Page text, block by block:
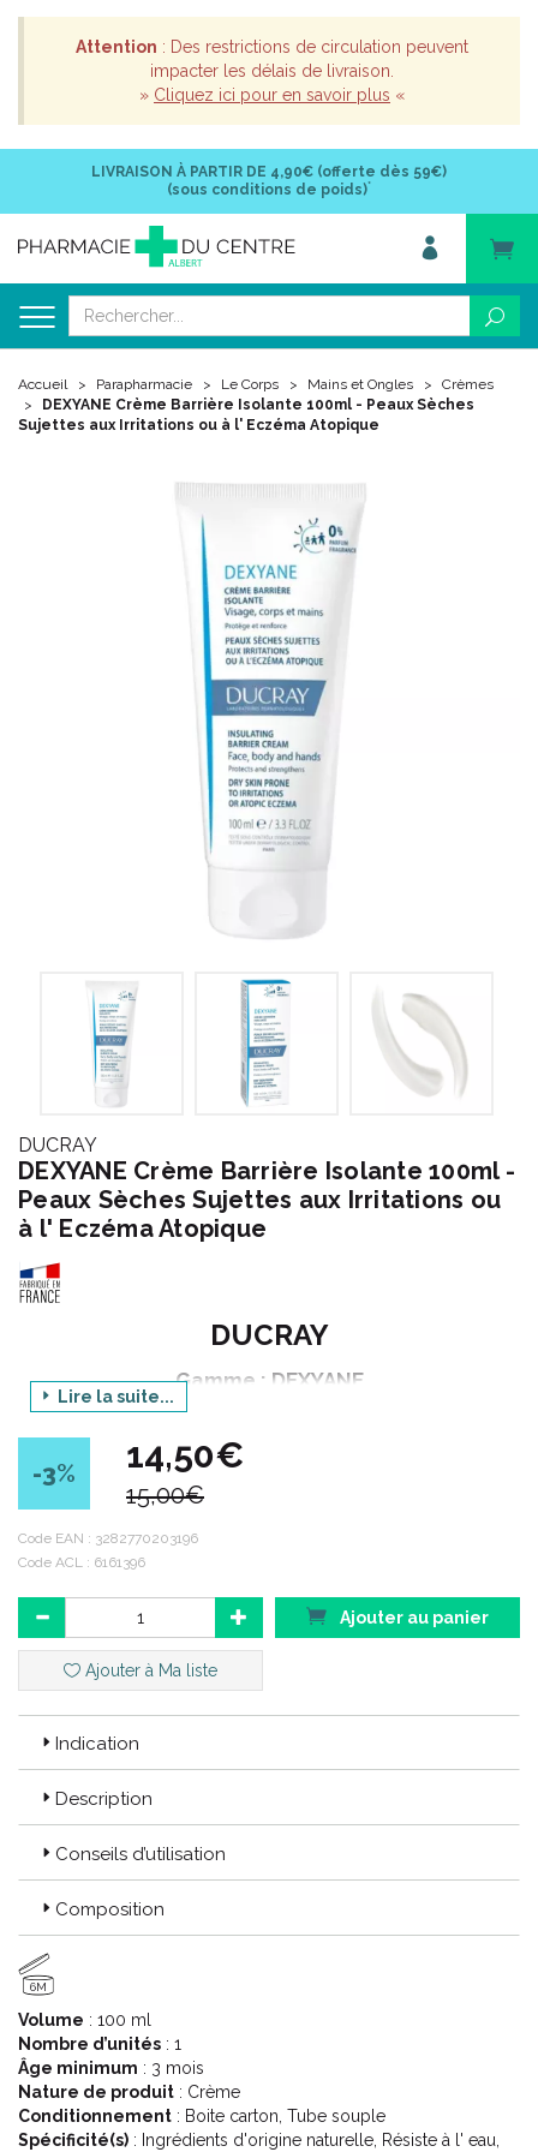
Attention : Des restrictions de circulation peuvent
impacter les délais de livraison.
» Cliquez ici pour en savoir plus «
LIVRAISON À PARTIR DE 4,90€ (offerte dès 59€)
(sous conditions de poids)*
Accueil Parapharmacie Le Corps Mains et Ongles
Crèmes
DEXYANE Crème Barrière Isolante 100ml - Peaux Sèches
Sujettes aux Irritations ou à l' Eczéma Atopique
DUCRAY
DEXYANE Crème Barrière Isolante 100ml -
Peaux Sèches Sujettes aux Irritations ou
à l' Eczéma Atopique
DUCRAY
Gamme : DEXYANE
Produit : CREME BARRIERE ISOLANTE
Contenance : 100 ml
DEXYANE, DEXYANE MED – Soin des eczémas :
Les peaux sèches sujettes à l’eczéma atopique nécessitent
une prise en charge au quotidien avec des soins adaptés,
même en l’ absence de plaques visibles sur la peau.
Les gammes DEXYANE soins dermo-cosmétiques et
DEXYANE MeD dispositifs médicaux, ont été conçues pour
prendre soin des peaux très sèches sujettes à l’ eczéma
atopique, aux irritations de contact, chronique des mains, ou
des paupières.
DEXYANE MeD peuvent être utilisés seuls, en association ou
en relais des traitements médicamenteux.
Code EAN : 3282770203196
Lire la suite...
-3% 14,50€
15,00€
Code EAN : 3282770203196
Code ACL : 6161396
Ajouter au panier
Ajouter à Ma liste
Indication
Description
Conseils d’utilisation
Composition
6M
Volume : 100 ml
Nombre d’unités : 1
Âge minimum : 3 mois
Nature de produit : Crème
Conditionnement : Boite carton, Tube souple
Spécificité(s) : Ingrédients d'origine naturelle, Résiste à l' eau,